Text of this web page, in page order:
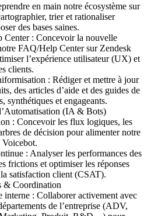
en main notre écosystème sur
trier et rationaliser
des bases saines.
Center : Concevoir la nouvelle
FAQ/Help Center sur Zendesk
l’expérience utilisateur (UX) et
clients.
: Rédiger et mettre à jour
des articles d’aide et des guides de
synthétiques et engageants.
(IA & Bots)
: Concevoir les flux logiques, les
de décision pour alimenter notre
Voicebot.
: Analyser les performances des
frictions et optimiser les réponses
satisfaction client (CSAT).
& Coordination
interne : Collaborer activement avec
de l’entreprise (ADV,